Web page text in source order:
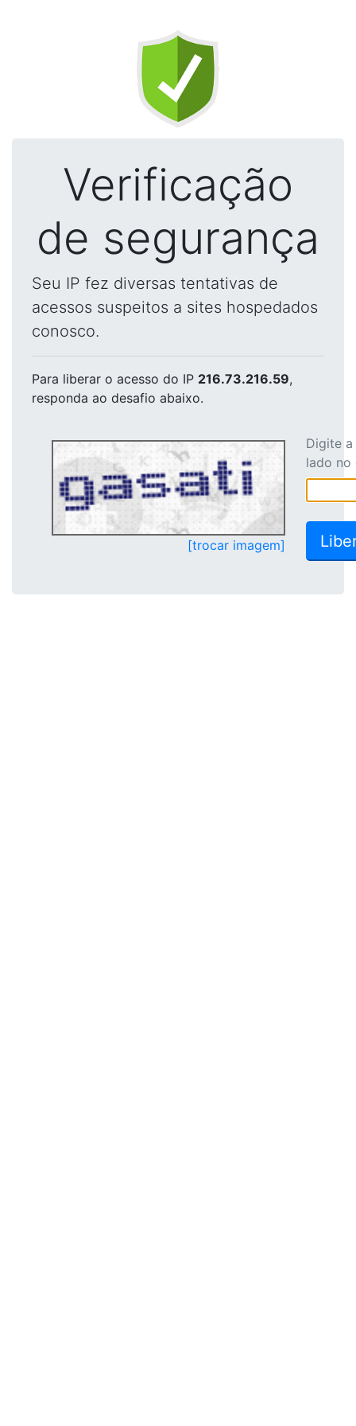
Verificação
de segurança
Seu IP fez diversas tentativas de
acessos suspeitos a sites hospedados
conosco.
Para liberar o acesso do IP 216.73.216.59,
responda ao desafio abaixo.
[trocar imagem]
Digite
lado no